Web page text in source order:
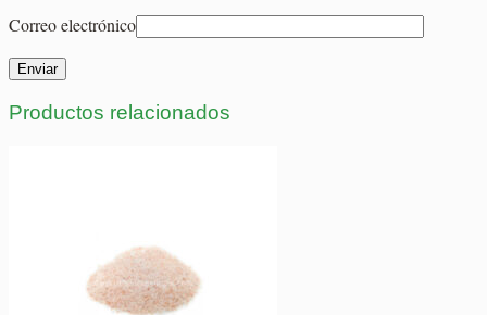
Correo electrónico
Productos relacionados